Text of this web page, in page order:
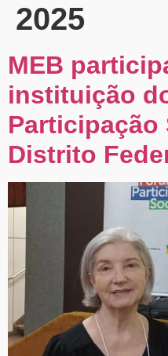
2025
MEB
instituição
Participação
Distrito